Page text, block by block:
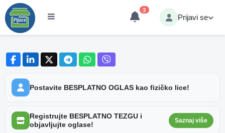
3
Prijavi se
Postavite BESPLATNO OGLAS kao fizičko lice!
Registrujte BESPLATNO TEZGU i
objavljujte oglase!
Saznaj više